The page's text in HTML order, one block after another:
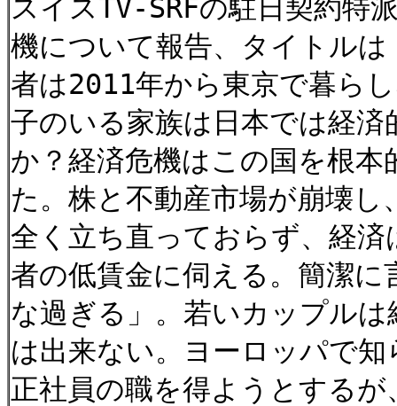
スイスTV-SRFの駐日契約特
機について報告、タイトル
者は2011年から東京で暮ら
子のいる家族は日本では経
か？経済危機はこの国を根
た。株と不動産市場が崩壊
全く立ち直っておらず、経
者の低賃金に伺える。簡潔
な過ぎる」。若いカップル
は出来ない。ヨーロッパで
正社員の職を得ようとする